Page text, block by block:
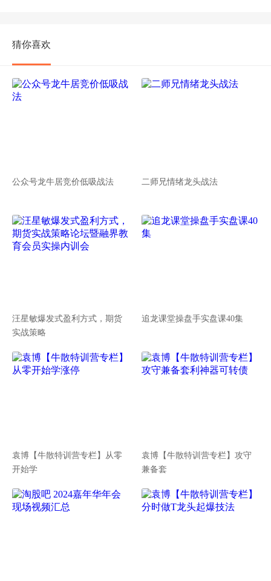
猜你喜欢
公众号龙牛居竞价低吸战法 二师兄情绪龙头战法
汪星敏爆发式盈利方式，期货
实战策略
追龙课堂操盘手实盘课40集
袁博【牛散特训营专栏】从零
开始学
袁博【牛散特训营专栏】攻守
兼备套